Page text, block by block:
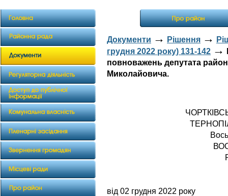
Документи → Рішення →
грудня 2022 року) 131-142 →
повноважень депутата
Миколайовича.
від 02